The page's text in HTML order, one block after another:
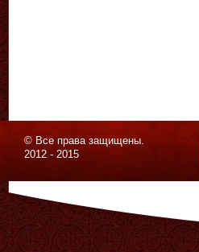
© Все права защищены.
2012 - 2015